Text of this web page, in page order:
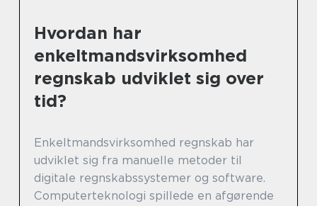
Hvordan har
enkeltmandsvirksomhed
regnskab udviklet sig over
tid?
Enkeltmandsvirksomhed regnskab har
udviklet sig fra manuelle metoder til
digitale regnskabssystemer og software.
Computerteknologi spillede en afgørende